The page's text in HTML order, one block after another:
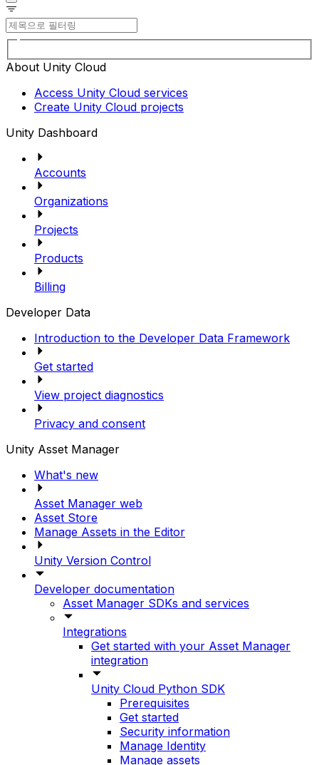
About Unity Cloud
Access Unity Cloud services
Create Unity Cloud projects
Unity Dashboard
Accounts
Organizations
Projects
Products
Billing
Developer Data
Introduction to the Developer Data Framework
Get started
View project diagnostics
Privacy and consent
Unity Asset Manager
What's new
Asset Manager web
Asset Store
Manage Assets in the Editor
Unity Version Control
Developer documentation
Asset Manager SDKs and services
Integrations
Get started with your Asset Manager
integration
Unity Cloud Python SDK
Prerequisites
Get started
Security information
Manage Identity
Manage assets